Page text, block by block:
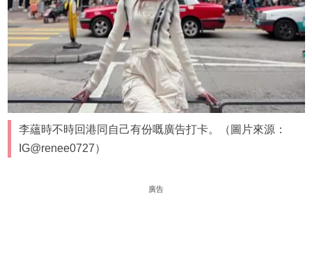
李蘊時不時回港同自己有份嘅廣告打卡。（圖片來源：
IG@renee0727）
廣告